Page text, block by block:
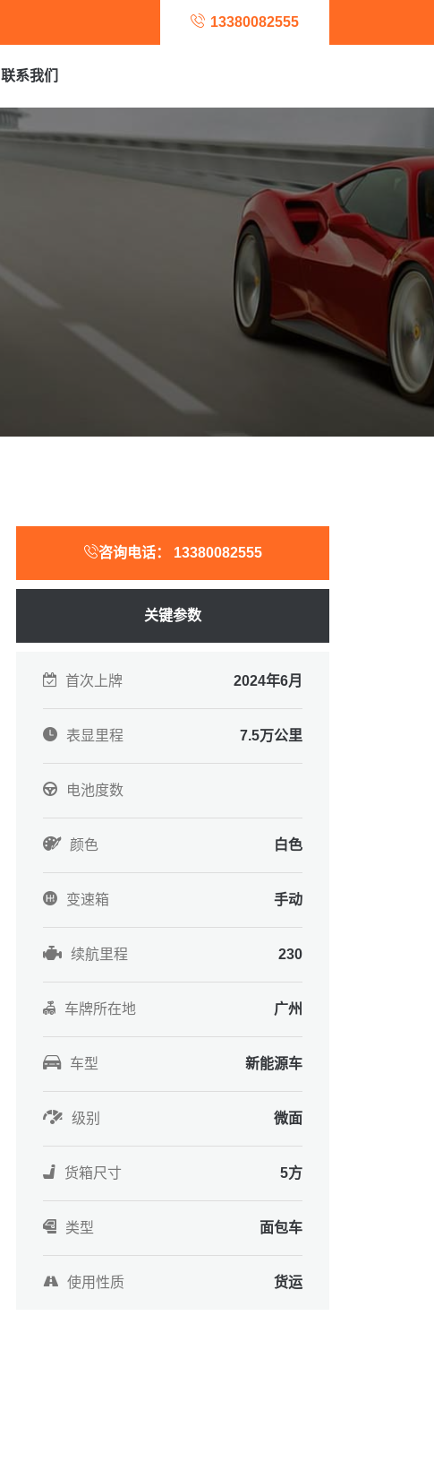
13380082555
联系我们
咨询电话： 13380082555
关键参数
首次上牌 2024年6月
表显里程 7.5万公里
电池度数
颜色 白色
变速箱 手动
续航里程 230
车牌所在地 广州
车型 新能源车
级别 微面
货箱尺寸 5方
类型 面包车
使用性质 货运